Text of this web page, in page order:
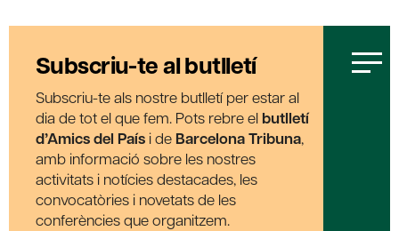
Subscriu-te al butlletí
Subscriu-te als nostre butlletí per estar al
dia de tot el que fem. Pots rebre el butlletí
d’Amics del País i de Barcelona Tribuna,
amb informació sobre les nostres
activitats i notícies destacades, les
convocatòries i novetats de les
conferències que organitzem.